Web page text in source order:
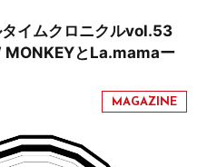
イムクロニクルvol.53
MONKEYとLa.mamaー